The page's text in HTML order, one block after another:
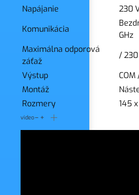
Napájanie
230
Komunikácia
GHz
Maximálna odporová
záťaž
/ 230
Výstup
Montáž
Rozmery
145
video